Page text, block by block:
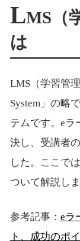
LMS（
は
LMS（学習管
System」の略
テムです。eラ
決し、受講者
した。ここで
ついて解説しま
参考記事： eラ
ト、成功のポ